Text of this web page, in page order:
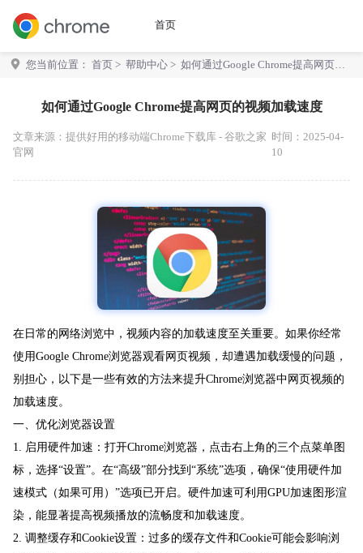
首页
您当前位置： 首页 > 帮助中心 > 如何通过Google Chrome提高网页的
如何通过Google Chrome提高网页的视频加载速度
文章来源： 提供好用的移动端Chrome下载库 - 谷歌之家
官网
时间：2025-04-
10
在日常的网络浏览中，视频内容的加载速度至关重要。如果你经常
使用Google Chrome浏览器观看网页视频，却遭遇加载缓慢的问题，
别担心，以下是一些有效的方法来提升Chrome浏览器中网页视频的
加载速度。
一、优化浏览器设置
1. 启用硬件加速：打开Chrome浏览器，点击右上角的三个点菜单图
标，选择“设置”。在“高级”部分找到“系统”选项，确保“使用硬件加
速模式（如果可用）”选项已开启。硬件加速可利用GPU加速图形渲
染，能显著提高视频播放的流畅度和加载速度。
2. 调整缓存和Cookie设置：过多的缓存文件和Cookie可能会影响浏